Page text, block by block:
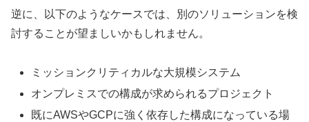
逆に、以下のようなケースでは、別のソリューションを検
討することが望ましいかもしれません。
ミッションクリティカルな大規模システム
オンプレミスでの構成が求められるプロジェクト
既にAWSやGCPに強く依存した構成になっている場